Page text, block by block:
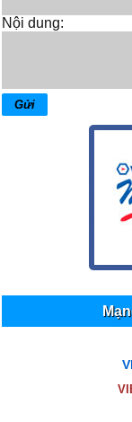
Nội dung: